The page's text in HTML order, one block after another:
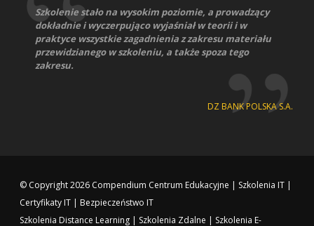
Szkolenie stało na wysokim poziomie, a prowadzący
dokładnie i wyczerpująco wyjaśniał w teorii i w
praktyce wszystkie zagadnienia z zakresu materiału
przewidzianego w szkoleniu, a także spoza tego
zakresu.
DZ BANK POLSKA S.A.
© Copyright 2026 Compendium Centrum Edukacyjne | Szkolenia IT |
Certyfikaty IT | Bezpieczeństwo IT
Szkolenia Distance Learning | Szkolenia Zdalne | Szkolenia E-